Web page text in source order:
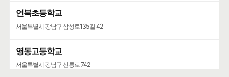
언북초등학교
서울특별시 강남구 삼성로135길 42
영동고등학교
서울특별시 강남구 선릉로 742